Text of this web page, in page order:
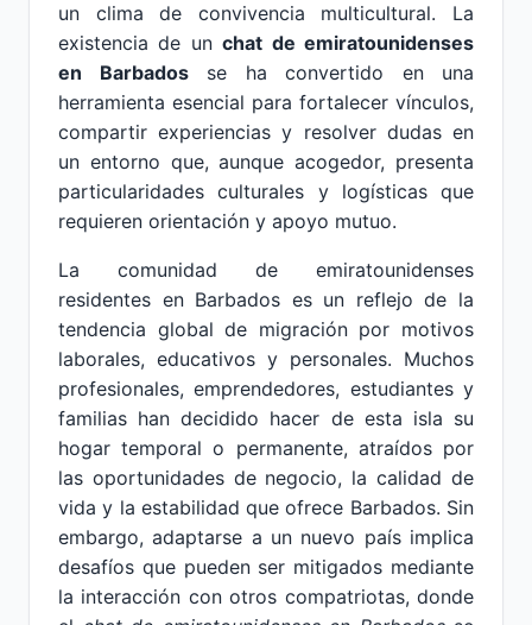
un clima de convivencia multicultural. La
existencia de unchat de emiratounidenses
en Barbadosse ha convertido en una
herramienta esencial para fortalecer vínculos,
compartir experiencias y resolver dudas en
un entorno que, aunque acogedor, presenta
particularidades culturales y logísticas que
requieren orientación y apoyo mutuo.
La comunidad de emiratounidenses
residentes en Barbados es un reflejo de la
tendencia global de migración por motivos
laborales, educativos y personales. Muchos
profesionales, emprendedores, estudiantes y
familias han decidido hacer de esta isla su
hogar temporal o permanente, atraídos por
las oportunidades de negocio, la calidad de
vida y la estabilidad que ofrece Barbados. Sin
embargo, adaptarse a un nuevo país implica
desafíos que pueden ser mitigados mediante
la interacción con otros compatriotas, donde